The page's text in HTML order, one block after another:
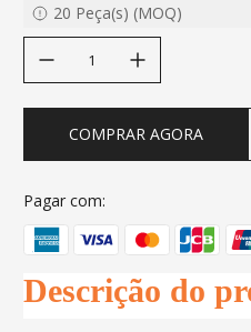
20 Peça(s) (MOQ)
COMPRAR AGORA
Pagar com:
Descrição do